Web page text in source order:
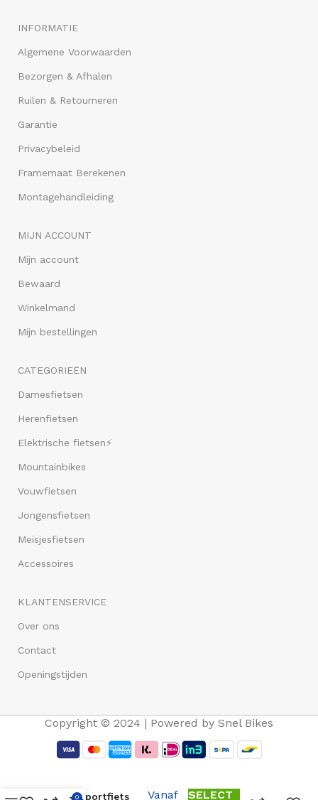
INFORMATIE
Algemene Voorwaarden
Bezorgen & Afhalen
Ruilen & Retourneren
Garantie
Privacybeleid
Framemaat Berekenen
Montagehandleiding
MIJN ACCOUNT
Mijn account
Bewaard
Winkelmand
Mijn bestellingen
CATEGORIEËN
Damesfietsen
Herenfietsen
Elektrische fietsen⚡
Mountainbikes
Vouwfietsen
Jongensfietsen
Meisjesfietsen
Accessoires
KLANTENSERVICE
Over ons
Contact
Openingstijden
Copyright © 2024 | Powered by Snel Bikes
Transportfiets
Vanaf SELECT
0